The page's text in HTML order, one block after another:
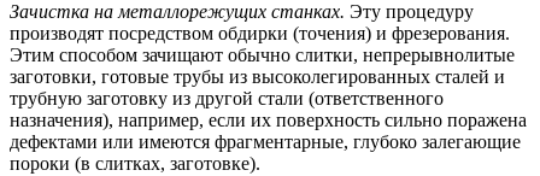
Зачистка на металлорежущих станках. Эту процедуру
производят посредством обдирки (точения) и фрезерования.
Этим способом зачищают обычно слитки, непрерывнолитые
заготовки, готовые трубы из высоколегированных сталей и
трубную заготовку из другой стали (ответственного
назначения), например, если их поверхность сильно поражена
дефектами или имеются фрагментарные, глубоко залегающие
пороки (в слитках, заготовке).